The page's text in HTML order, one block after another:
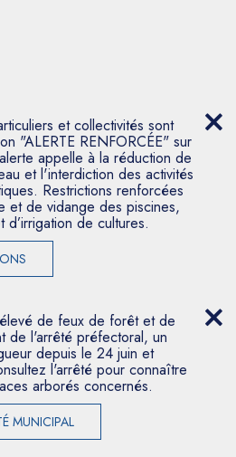
et collectivités sont
"ALERTE RENFORCÉE" sur
appelle à la réduction de
et l'interdiction des activités
Restrictions renforcées
et de vidange des piscines,
de cultures.
de feux de forêt et de
de l'arrêté préfectoral, un
depuis le 24 juin et
l'arrêté pour connaître
arborés concernés.
MUNICIPAL